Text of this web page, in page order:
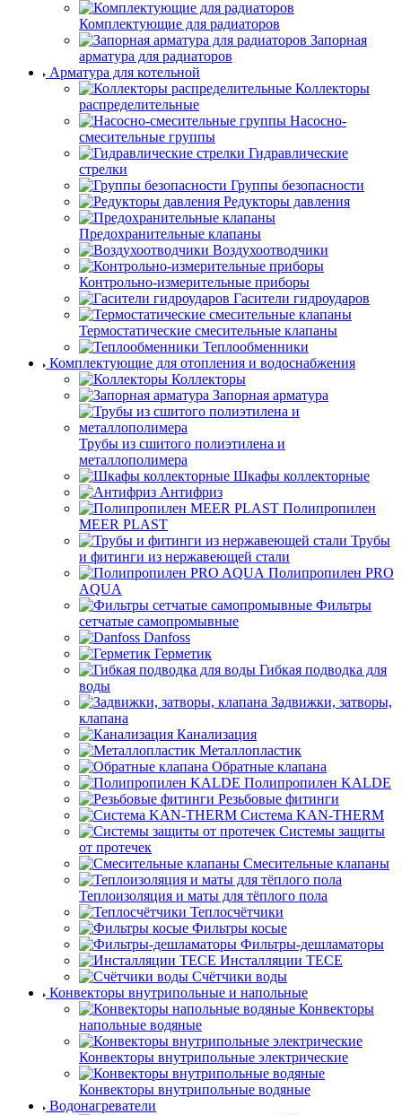
Комплектующие для радиаторов
Запорная
арматура для радиаторов
Арматура для котельной
Коллекторы
распределительные
Насосно-
смесительные группы
Гидравлические
стрелки
Группы безопасности
Редукторы давления
Предохранительные клапаны
Воздухоотводчики
Контрольно-измерительные приборы
Гасители гидроударов
Термостатические смесительные клапаны
Теплообменники
Комплектующие для отопления и водоснабжения
Коллекторы
Запорная арматура
Трубы из сшитого полиэтилена и
металлополимера
Шкафы коллекторные
Антифриз
Полипропилен
MEER PLAST
Трубы
и фитинги из нержавеющей стали
Полипропилен PRO
AQUA
Фильтры
сетчатые самопромывные
Danfoss
Герметик
Гибкая подводка для
воды
Задвижки, затворы,
клапана
Канализация
Металлопластик
Обратные клапана
Полипропилен KALDE
Резьбовые фитинги
Система KAN-THERM
Системы защиты
от протечек
Смесительные клапаны
Теплоизоляция и маты для тёплого пола
Теплосчётчики
Фильтры косые
Фильтры-дешламаторы
Инсталляции TECE
Счётчики воды
Конвекторы внутрипольные и напольные
Конвекторы
напольные водяные
Конвекторы внутрипольные электрические
Конвекторы внутрипольные водяные
Водонагреватели